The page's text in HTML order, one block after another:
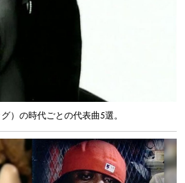
）の時代ごとの代表曲5選。